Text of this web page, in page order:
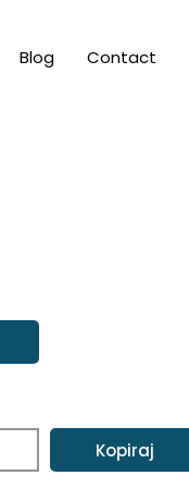
Blog Contact
Kopiraj